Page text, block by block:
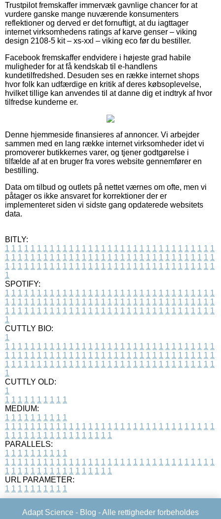
Trustpilot fremskaffer immervæk gavnlige chancer for at
vurdere ganske mange nuværende konsumenters
reflektioner og derved er det fornuftigt, at du iagttager
internet virksomhedens ratings af karve genser – viking
design 2108-5 kit – xs-xxl – viking eco før du bestiller.
Facebook fremskaffer endvidere i højeste grad habile
muligheder for at få kendskab til e-handlens
kundetilfredshed. Desuden ses en række internet shops
hvor folk kan udfærdige en kritik af deres købsoplevelse,
hvilket tillige kan anvendes til at danne dig et indtryk af hvor
tilfredse kunderne er.
Denne hjemmeside finansieres af annoncer. Vi arbejder
sammen med en lang række internet virksomheder idet vi
promoverer butikkernes varer, og tjener godtgørelse i
tilfælde af at en bruger fra vores website gennemfører en
bestilling.
Data om tilbud og outlets på nettet værnes om ofte, men vi
påtager os ikke ansvaret for korrektioner der er
implementeret siden vi sidste gang opdaterede websitets
data.
BITLY:
1 1 1 1 1 1 1 1 1 1 1 1 1 1 1 1 1 1 1 1 1 1 1 1 1 1 1 1 1 1 1 1 1
1 1 1 1 1 1 1 1 1 1 1 1 1 1 1 1 1 1 1 1 1 1 1 1 1 1 1 1 1 1 1 1 1
1 1 1 1 1 1 1 1 1 1 1 1 1 1 1 1 1 1 1 1 1 1 1 1 1 1 1 1 1 1 1 1 1
1
SPOTIFY:
1 1 1 1 1 1 1 1 1 1 1 1 1 1 1 1 1 1 1 1 1 1 1 1 1 1 1 1 1 1 1 1 1
1 1 1 1 1 1 1 1 1 1 1 1 1 1 1 1 1 1 1 1 1 1 1 1 1 1 1 1 1 1 1 1 1
1 1 1 1 1 1 1 1 1 1 1 1 1 1 1 1 1 1 1 1 1 1 1 1 1 1 1 1 1 1 1 1 1
1
CUTTLY BIO:
1
1 1 1 1 1 1 1 1 1 1 1 1 1 1 1 1 1 1 1 1 1 1 1 1 1 1 1 1 1 1 1 1 1
1 1 1 1 1 1 1 1 1 1 1 1 1 1 1 1 1 1 1 1 1 1 1 1 1 1 1 1 1 1 1 1 1
1 1 1 1 1 1 1 1 1 1 1 1 1 1 1 1 1 1 1 1 1 1 1 1 1 1 1 1 1 1 1 1 1
1
CUTTLY OLD:
1
1 1 1 1 1 1 1 1 1 1
MEDIUM:
1 1 1 1 1 1 1 1 1 1
1 1 1 1 1 1 1 1 1 1 1 1 1 1 1 1 1 1 1 1 1 1 1 1 1 1 1 1 1 1 1 1 1
1 1 1 1 1 1 1 1 1 1 1 1 1 1 1 1 1
PARALLELS:
1 1 1 1 1 1 1 1 1 1
1 1 1 1 1 1 1 1 1 1 1 1 1 1 1 1 1 1 1 1 1 1 1 1 1 1 1 1 1 1 1 1 1
1 1 1 1 1 1 1 1 1 1 1 1 1 1 1 1 1
URL PARAMETER:
1 1 1 1 1 1 1 1 1 1
Adapt Science - Blog - Alle rettigheder forbeholdes